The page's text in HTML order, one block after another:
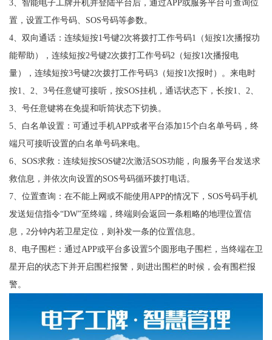
3、智能电子工牌开机并登陆平台后，通过APP或服务平台可查询位
置，设置工作号码、SOS号码等参数。
4、双向通话：连续短按1号键2次将拨打工作号码1（短按1次播报功
能帮助），连续短按2号键2次拨打工作号码2（短按1次播报电
量），连续短按3号键2次拨打工作号码3（短按1次报时）。来电时
按1、2、3号任意键可接听，按SOS挂机，通话状态下，长按1、2、
3、号任意键将在免提和听筒状态下切换。
5、白名单设置：可通过手机APP或者平台添加15个白名单号码，终
端只可接听设置的白名单号码来电。
6、SOS求救：连续短按SOS键2次激活SOS功能，向服务平台发送求
救信息，并依次向设置的SOS号码循环拨打电话。
7、位置查询：在不能上网或不能使用APP的情况下，SOS号码手机
发送短信指令“DW”至终端，终端则会返回一条粗略的地理位置信
息，2分钟内若卫星定位，则补发一条的位置信息。
8、电子围栏：通过APP或平台多设置5个圆形电子围栏，当终端在卫
星开启的状态下并开启围栏报警，则进出围栏的时候，会有围栏报
警。